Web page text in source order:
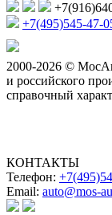
+7(495)545-47-
2000-2026 ©
и российского
справочный
КОНТАКТЫ
Телефон:
Email: auto@mos-